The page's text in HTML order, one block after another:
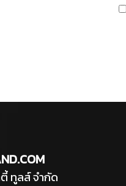
ทูลส์ จำกัด